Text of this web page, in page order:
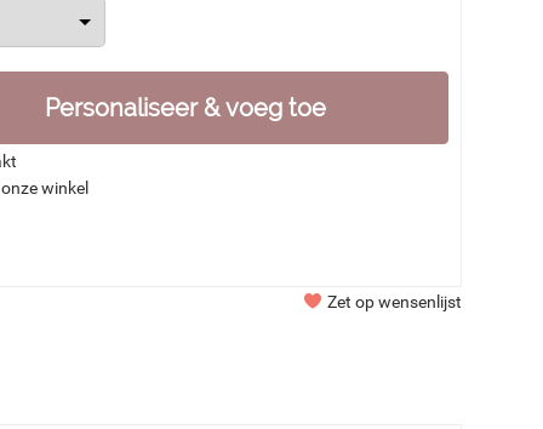
Personaliseer & voeg toe
winkel
Zet op wensenlijst